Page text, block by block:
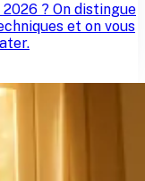
? On distingue
et on vous